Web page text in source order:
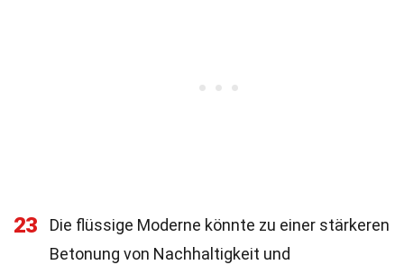
23
Die flüssige Moderne könnte zu einer stärkeren
Betonung von Nachhaltigkeit und